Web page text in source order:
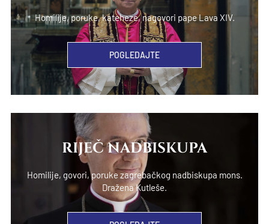
Homilije, poruke, kateheze, nagovori pape Lava XIV.
POGLEDAJTE
RIJEČ NADBISKUPA
Homilije, govori, poruke zagrebačkog nadbiskupa mons.
Dražena Kutleše.